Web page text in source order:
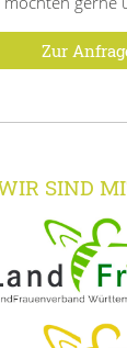
Zur
SIND